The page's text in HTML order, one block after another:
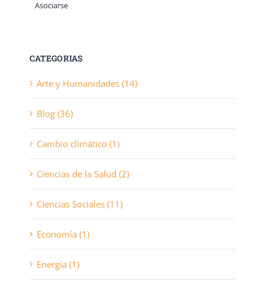
Asociarse
CATEGORIAS
Arte y Humanidades (14)
Blog (36)
Cambio climático (1)
Ciencias de la Salud (2)
Ciencias Sociales (11)
Economía (1)
Energía (1)